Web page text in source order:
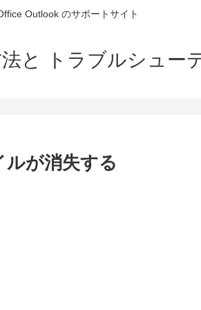
Outlook のサポートサイト
と トラブルシュー
が消失する